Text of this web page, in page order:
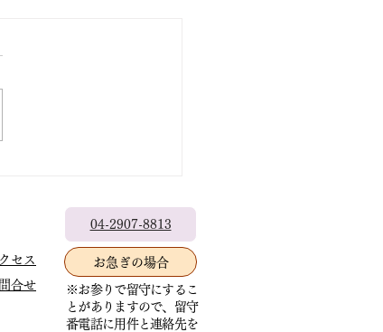
04-2907-8813
お急ぎの場合
セス
合せ
※お参りで留守にするこ
とがありますので、留守
番電話に用件と連絡先を